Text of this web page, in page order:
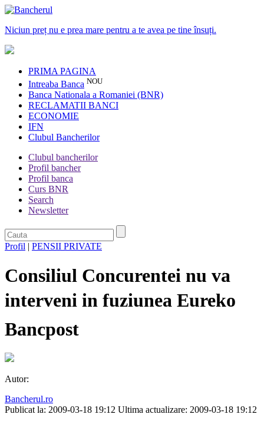
Niciun preț nu e prea mare pentru a te avea pe tine însuți.
PRIMA PAGINA
Intreaba Banca NOU
Banca Nationala a Romaniei (BNR)
RECLAMATII BANCI
ECONOMIE
IFN
Clubul Bancherilor
Clubul bancherilor
Profil bancher
Profil banca
Curs BNR
Search
Newsletter
Profil | PENSII PRIVATE
Consiliul Concurentei nu va
interveni in fuziunea Eureko 
Bancpost
Autor:
Bancherul.ro
Publicat la: 2009-03-18 19:12 Ultima actualizare: 2009-03-18 19:12